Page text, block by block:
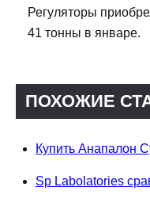
Регуляторы
41 тонны в январе.
ПОХОЖИЕ
Купить Анапалон
Sp Labolatories